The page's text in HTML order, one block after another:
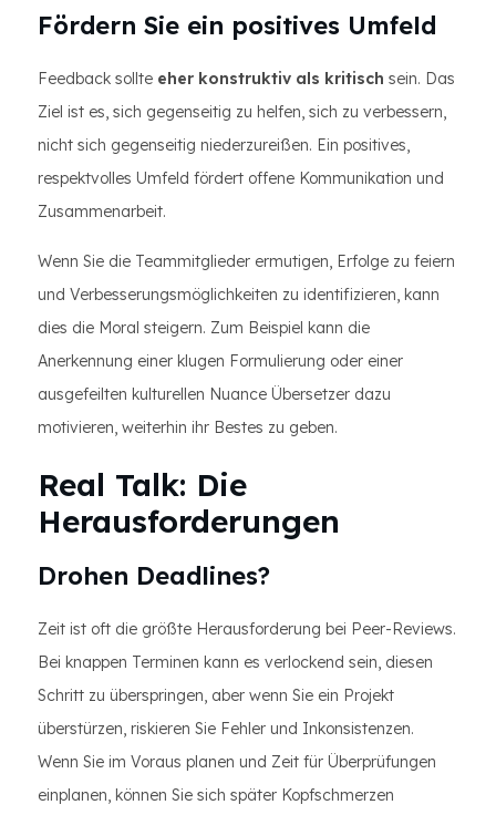
Fördern Sie ein positives Umfeld
Feedback sollte eher konstruktiv als kritisch sein. Das
Ziel ist es, sich gegenseitig zu helfen, sich zu verbessern,
nicht sich gegenseitig niederzureißen. Ein positives,
respektvolles Umfeld fördert offene Kommunikation und
Zusammenarbeit.
Wenn Sie die Teammitglieder ermutigen, Erfolge zu feiern
und Verbesserungsmöglichkeiten zu identifizieren, kann
dies die Moral steigern. Zum Beispiel kann die
Anerkennung einer klugen Formulierung oder einer
ausgefeilten kulturellen Nuance Übersetzer dazu
motivieren, weiterhin ihr Bestes zu geben.
Real Talk: Die
Herausforderungen
Drohen Deadlines?
Zeit ist oft die größte Herausforderung bei Peer-Reviews.
Bei knappen Terminen kann es verlockend sein, diesen
Schritt zu überspringen, aber wenn Sie ein Projekt
überstürzen, riskieren Sie Fehler und Inkonsistenzen.
Wenn Sie im Voraus planen und Zeit für Überprüfungen
einplanen, können Sie sich später Kopfschmerzen